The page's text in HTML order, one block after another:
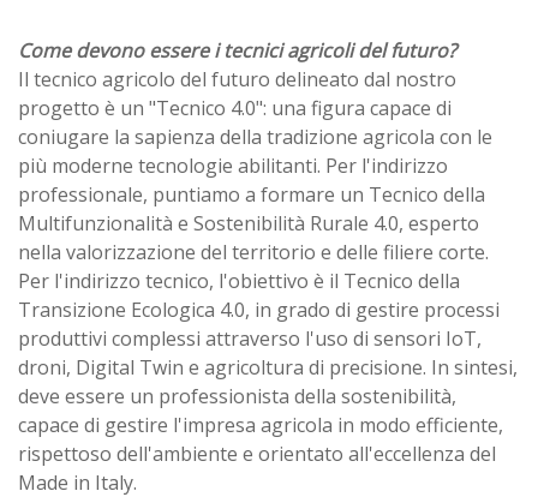
Come devono essere i tecnici agricoli del futuro?
Il tecnico agricolo del futuro delineato dal nostro
progetto è un "Tecnico 4.0": una figura capace di
coniugare la sapienza della tradizione agricola con le
più moderne tecnologie abilitanti. Per l'indirizzo
professionale, puntiamo a formare un Tecnico della
Multifunzionalità e Sostenibilità Rurale 4.0, esperto
nella valorizzazione del territorio e delle filiere corte.
Per l'indirizzo tecnico, l'obiettivo è il Tecnico della
Transizione Ecologica 4.0, in grado di gestire processi
produttivi complessi attraverso l'uso di sensori IoT,
droni, Digital Twin e agricoltura di precisione. In sintesi,
deve essere un professionista della sostenibilità,
capace di gestire l'impresa agricola in modo efficiente,
rispettoso dell'ambiente e orientato all'eccellenza del
Made in Italy.